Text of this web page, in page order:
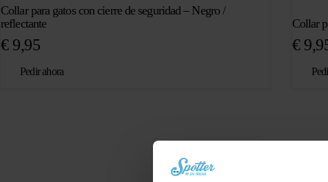
Collar para gatos con cierre de seguridad – Negro /
reflectante
€9,95
Pedir ahora
Collar
€